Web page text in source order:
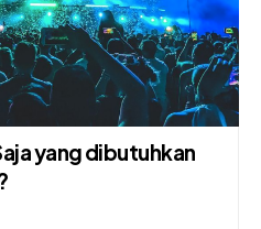
yang dibutuhkan